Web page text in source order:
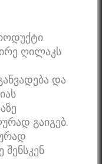
ღილაკს
და
გაიგებ.